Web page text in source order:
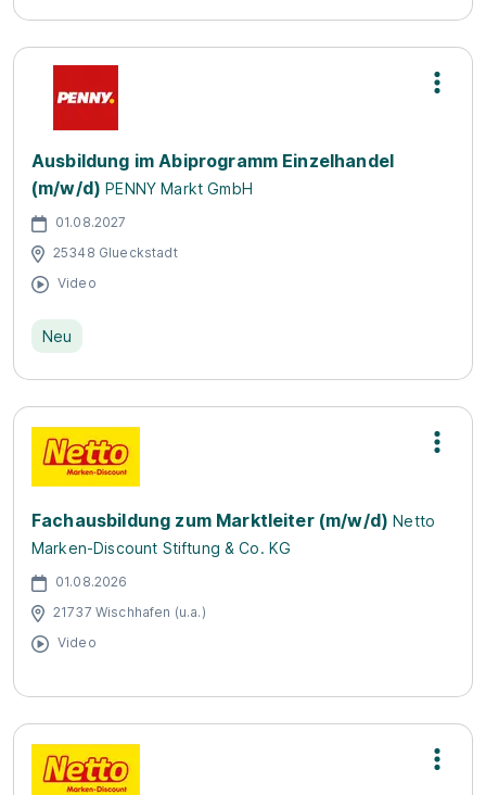
Ausbildung im Abiprogramm Einzelhandel
(m/w/d) PENNY Markt GmbH
01.08.2027
25348 Glueckstadt
Video
Neu
Fachausbildung zum Marktleiter (m/w/d) Netto
Marken-Discount Stiftung & Co. KG
01.08.2026
21737 Wischhafen (u.a.)
Video